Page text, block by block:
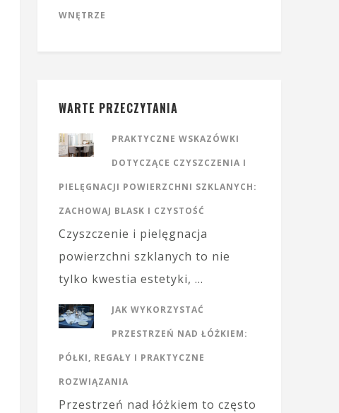
WNĘTRZE
WARTE PRZECZYTANIA
PRAKTYCZNE WSKAZÓWKI
DOTYCZĄCE CZYSZCZENIA I
PIELĘGNACJI POWIERZCHNI SZKLANYCH:
ZACHOWAJ BLASK I CZYSTOŚĆ
Czyszczenie i pielęgnacja
powierzchni szklanych to nie
tylko kwestia estetyki, …
JAK WYKORZYSTAĆ
PRZESTRZEŃ NAD ŁÓŻKIEM:
PÓŁKI, REGAŁY I PRAKTYCZNE
ROZWIĄZANIA
Przestrzeń nad łóżkiem to często